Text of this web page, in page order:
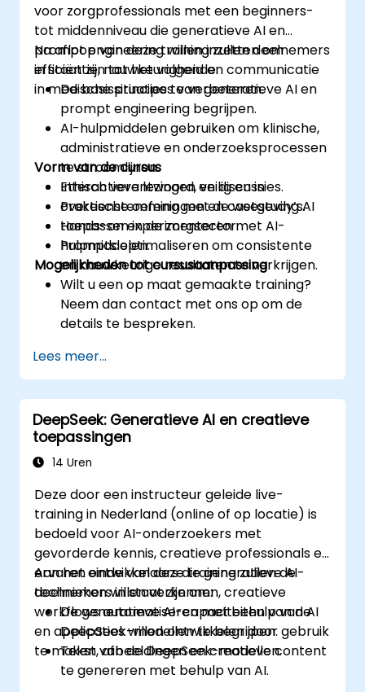
voor zorgprofessionals met een beginners-
tot middenniveau die generatieve AI en
prompt engineering willen inzetten om
efficiëntie, nauwkeurigheid en communicatie
in medische situaties te verbeteren.
Na afloop van deze training zullen deelnemers
in staat zijn tot het volgende:
De basisprincipes van generatieve AI en
prompt engineering begrijpen.
AI-hulpmiddelen gebruiken om klinische,
administratieve en onderzoeksprocessen
te stroomlijnen.
Ethisch verantwoord, veilig en in
overeenstemming met de wetgeving AI
toepassen in de zorgsector.
Prompts optimaliseren om consistente
en nauwkeurige resultaten te verkrijgen.
Vorm van de cursus
Interactieve lezingen en discussies.
Praktische oefeningen en casestudy’s.
Hands-on experimenteren met AI-
hulpmiddelen.
Mogelijkheden tot cursusaanpassing
Wilt u een op maat gemaakte training?
Neem dan contact met ons op om de
details te bespreken.
Lees meer...
DeepSeek: Generatieve AI en creatieve
toepassingen
14 Uren
Deze door een instructeur geleide live-
training in Nederland (online of op locatie) is
bedoeld voor AI-onderzoekers met
gevorderde kennis, creatieve professionals en
ervaren ontwikkelaars die generatieve AI-
technieken willen verkennen, creatieve
workflows automatiseren met behulp van AI
en applicaties willen ontwikkelen door gebruik
te maken van de DeepSeek-modellen.
Aan het einde van deze training zullen de
deelnemers in staat zijn om:
De generatieve AI-capaciteiten van de
DeepSeek-modellen te begrijpen.
Tekst, afbeeldingen en creatieve content
te genereren met behulp van AI.